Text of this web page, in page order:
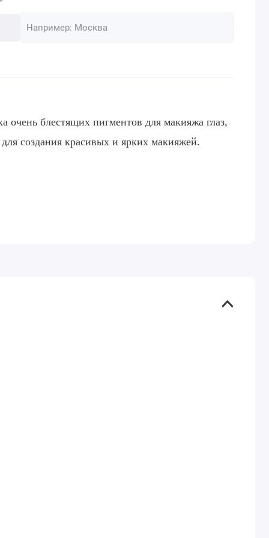
очень блестящих пигментов для макияжа глаз,
создания красивых и ярких макияжей.